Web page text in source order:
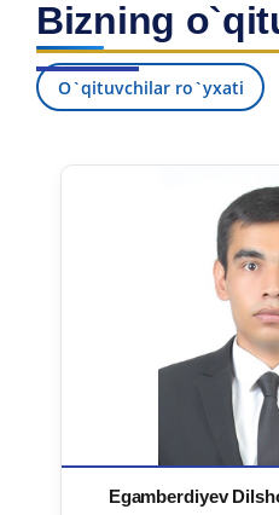
Bizning
O`qituvchilar ro`yxati
Egamberdiyev
7. Call-center (4)
9. Magistratura kvotasi (4) ✉️